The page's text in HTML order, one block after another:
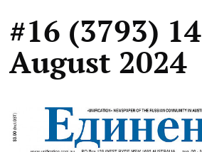
#16 (3793) 14
August 2024